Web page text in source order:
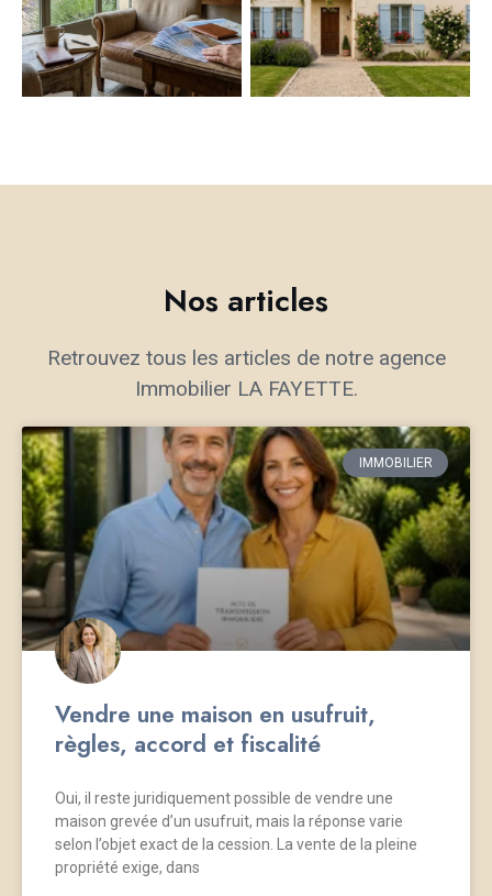
Nos articles
Retrouvez tous les articles de notre agence
Immobilier LA FAYETTE.
IMMOBILIER
Vendre une maison en usufruit,
règles, accord et fiscalité
Oui, il reste juridiquement possible de vendre une
maison grevée d’un usufruit, mais la réponse varie
selon l’objet exact de la cession. La vente de la pleine
propriété exige, dans